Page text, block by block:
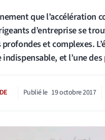
que l’accélération
d’entreprise se
et complexes.
et l’une
Publié le 19 octobre 2017